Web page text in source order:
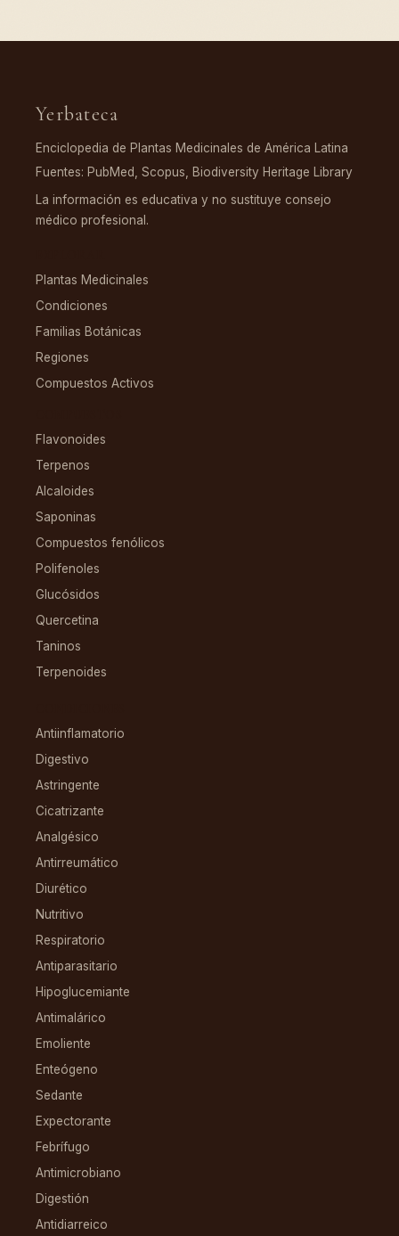
Yerbateca
Enciclopedia de Plantas Medicinales de América Latina
Fuentes: PubMed, Scopus, Biodiversity Heritage Library
La información es educativa y no sustituye consejo
médico profesional.
Plantas Medicinales
Condiciones
Familias Botánicas
Regiones
Compuestos Activos
Flavonoides
Terpenos
Alcaloides
Saponinas
Compuestos fenólicos
Polifenoles
Glucósidos
Quercetina
Taninos
Terpenoides
Antiinflamatorio
Digestivo
Astringente
Cicatrizante
Analgésico
Antirreumático
Diurético
Nutritivo
Respiratorio
Antiparasitario
Hipoglucemiante
Antimalárico
Emoliente
Enteógeno
Sedante
Expectorante
Febrífugo
Antimicrobiano
Digestión
Antidiarreico